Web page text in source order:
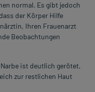
normal. Es gibt jedoch
der Körper Hilfe
Ihren Frauenarzt
Beobachtungen
ist deutlich gerötet,
zur restlichen Haut